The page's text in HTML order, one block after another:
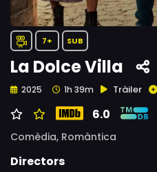
7+ SUB
La Dolce Villa
2025 1h 39m Tràiler
6.0
Comèdia, Romàntica
Directors